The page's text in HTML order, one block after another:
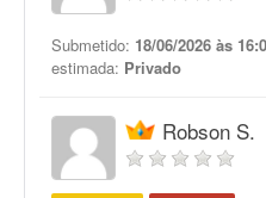
Submetido: 18/06/2026 às
estimada: Privado
Robson S.